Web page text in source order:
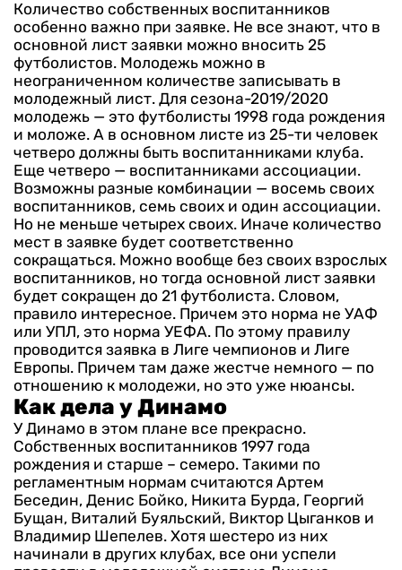
Количество собственных воспитанников
особенно важно при заявке. Не все знают, что в
основной лист заявки можно вносить 25
футболистов. Молодежь можно в
неограниченном количестве записывать в
молодежный лист. Для сезона-2019/2020
молодежь — это футболисты 1998 года рождения
и моложе. А в основном листе из 25-ти человек
четверо должны быть воспитанниками клуба.
Еще четверо — воспитанниками ассоциации.
Возможны разные комбинации — восемь своих
воспитанников, семь своих и один ассоциации.
Но не меньше четырех своих. Иначе количество
мест в заявке будет соответственно
сокращаться. Можно вообще без своих взрослых
воспитанников, но тогда основной лист заявки
будет сокращен до 21 футболиста. Словом,
правило интересное. Причем это норма не УАФ
или УПЛ, это норма УЕФА. По этому правилу
проводится заявка в Лиге чемпионов и Лиге
Европы. Причем там даже жестче немного — по
отношению к молодежи, но это уже нюансы.
Как дела у Динамо
У Динамо в этом плане все прекрасно.
Собственных воспитанников 1997 года
рождения и старше – семеро. Такими по
регламентным нормам считаются Артем
Беседин, Денис Бойко, Никита Бурда, Георгий
Бущан, Виталий Буяльский, Виктор Цыганков и
Владимир Шепелев. Хотя шестеро из них
начинали в других клубах, все они успели